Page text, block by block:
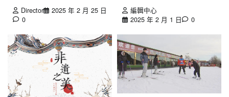
Director
2025 年 2 月 25 日
0
編輯中心
2025 年 2 月 1 日
0